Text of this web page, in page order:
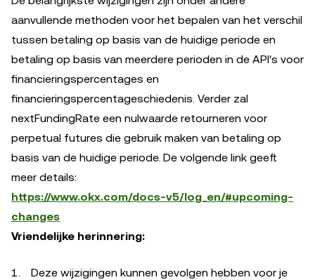
aanvullende methoden voor het bepalen van het verschil
tussen betaling op basis van de huidige periode en
betaling op basis van meerdere perioden in de API's voor
financieringspercentages en
financieringspercentageschiedenis. Verder zal
nextFundingRate een nulwaarde retourneren voor
perpetual futures die gebruik maken van betaling op
basis van de huidige periode. De volgende link geeft
meer details:
https://www.okx.com/docs-v5/log_en/#upcoming-
changes
Vriendelijke herinnering:
Deze wijzigingen kunnen gevolgen hebben voor je